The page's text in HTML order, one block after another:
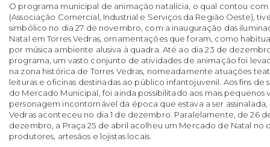
O programa municipal de animação natalícia, o qual contou com
(Associação Comercial, Industrial e Serviços da Região Oeste),
simbólico no dia 27 de novembro, com a inauguração das
Natal em Torres Vedras, ornamentações que foram, como
por música ambiente alusiva à quadra. Até ao dia 23 de
programa, um vasto conjunto de atividades de animação foi
na zona histórica de Torres Vedras, nomeadamente atuações
leituras e oficinas destinadas ao público infantojuvenil. Aos fins de
do Mercado Municipal, foi ainda possibilitado aos mais pequenos
personagem incontornável da época que estava a ser
Vedras aconteceu no dia 1 de dezembro. Paralelamente, de 26
dezembro, a Praça 25 de abril acolheu um Mercado de Natal no
produtores, artesãos e lojistas locais.